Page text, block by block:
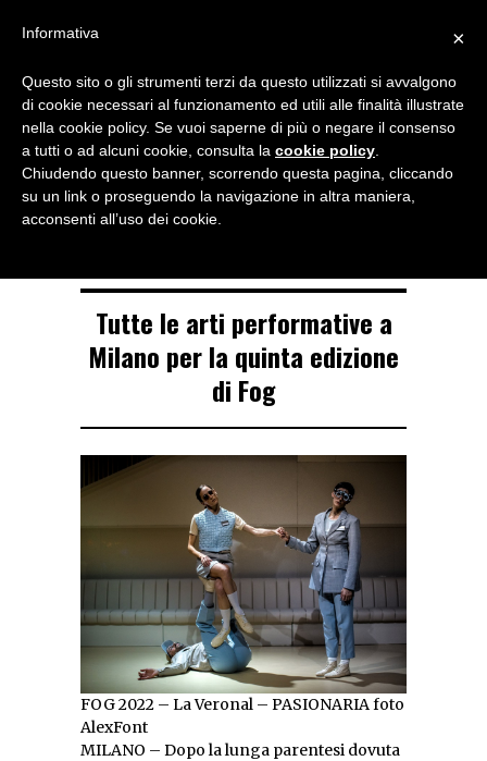
NOTIZIE DI DANZA IN ITALIA E ALL’ESTERO, PER DANZATORI,
TAG ARCHIVE
fog
Tutte le arti performative a
Milano per la quinta edizione
di Fog
FOG 2022 – La Veronal – PASIONARIA foto
AlexFont
MILANO – Dopo la lunga parentesi dovuta
×
Informativa
Questo sito o gli strumenti terzi da questo utilizzati si avvalgono
di cookie necessari al funzionamento ed utili alle finalità illustrate
nella cookie policy. Se vuoi saperne di più o negare il consenso
a tutti o ad alcuni cookie, consulta la cookie policy
Chiudendo questo banner, scorrendo questa pagina, cliccando
su un link o proseguendo la navigazione in altra maniera,
acconsenti all’uso dei cookie.